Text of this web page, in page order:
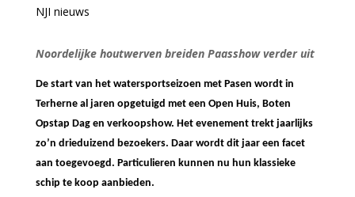
NJI nieuws
Noordelijke houtwerven breiden Paasshow verder uit
De start van het watersportseizoen met Pasen wordt in
Terherne al jaren opgetuigd met een Open Huis, Boten
Opstap Dag en verkoopshow. Het evenement trekt jaarlijks
zo’n drieduizend bezoekers. Daar wordt dit jaar een facet
aan toegevoegd. Particulieren kunnen nu hun klassieke
schip te koop aanbieden.